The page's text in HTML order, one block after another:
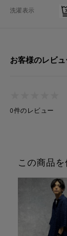
洗濯表示
お客様のレビ
0件のレビュー
この商品